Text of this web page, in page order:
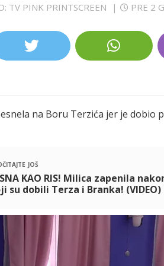
TV PINK PRINTSCREEN | PRE 2
na Boru Terzića jer je dobio
još
KAO RIS! Milica zapenila
su dobili Terza i Branka! (VIDEO)